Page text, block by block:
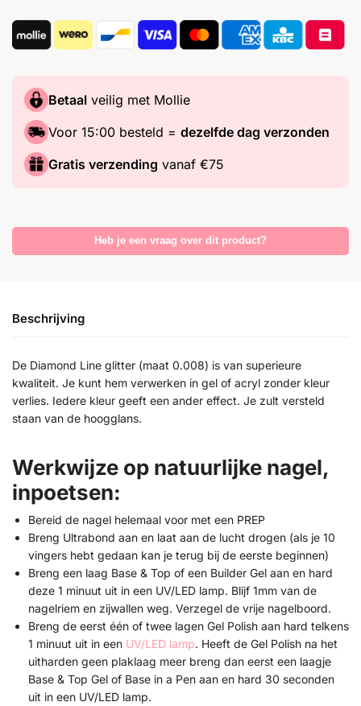
Betaal veilig met Mollie
Voor 15:00 besteld = dezelfde dag verzonden
Gratis verzending vanaf €75
Heb je een vraag over dit product?
Beschrijving
De Diamond Line glitter (maat 0.008) is van superieure
kwaliteit. Je kunt hem verwerken in gel of acryl zonder kleur
verlies. Iedere kleur geeft een ander effect. Je zult versteld
staan van de hoogglans.
Werkwijze op natuurlijke nagel,
inpoetsen:
Bereid de nagel helemaal voor met een PREP
Breng Ultrabond aan en laat aan de lucht drogen (als je 10
vingers hebt gedaan kan je terug bij de eerste beginnen)
Breng een laag Base & Top of een Builder Gel aan en hard
deze 1 minuut uit in een UV/LED lamp. Blijf 1mm van de
nagelriem en zijwallen weg. Verzegel de vrije nagelboord.
Breng de eerst één of twee lagen Gel Polish aan hard telkens
1 minuut uit in een UV/LED lamp. Heeft de Gel Polish na het
uitharden geen plaklaag meer breng dan eerst een laagje
Base & Top Gel of Base in a Pen aan en hard 30 seconden
uit in een UV/LED lamp.